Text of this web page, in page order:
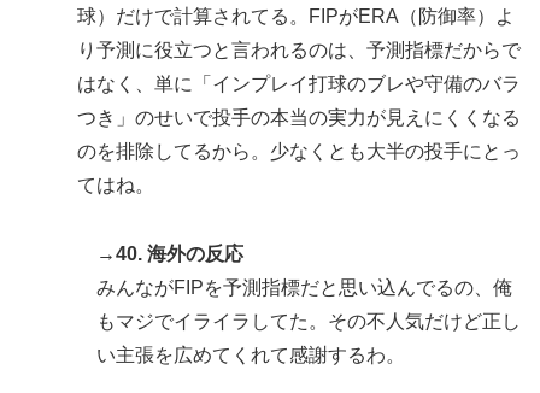
球）だけで計算されてる。FIPがERA（防御率）よ
り予測に役立つと言われるのは、予測指標だからで
はなく、単に「インプレイ打球のブレや守備のバラ
つき」のせいで投手の本当の実力が見えにくくなる
のを排除してるから。少なくとも大半の投手にとっ
てはね。
→40. 海外の反応
みんながFIPを予測指標だと思い込んでるの、俺
もマジでイライラしてた。その不人気だけど正し
い主張を広めてくれて感謝するわ。